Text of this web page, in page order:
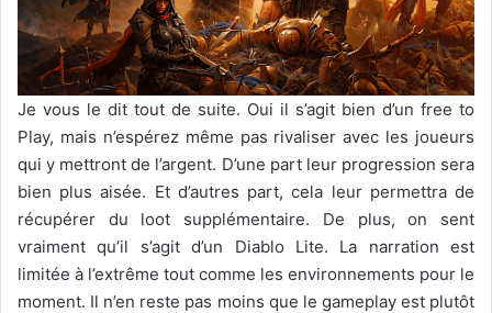
Je vous le dit tout de suite. Oui il s’agit bien d’un free to
Play, mais n’espérez même pas rivaliser avec les joueurs
qui y mettront de l’argent. D’une part leur progression sera
bien plus aisée. Et d’autres part, cela leur permettra de
récupérer du loot supplémentaire. De plus, on sent
vraiment qu’il s’agit d’un Diablo Lite. La narration est
limitée à l’extrême tout comme les environnements pour le
moment. Il n’en reste pas moins que le gameplay est plutôt